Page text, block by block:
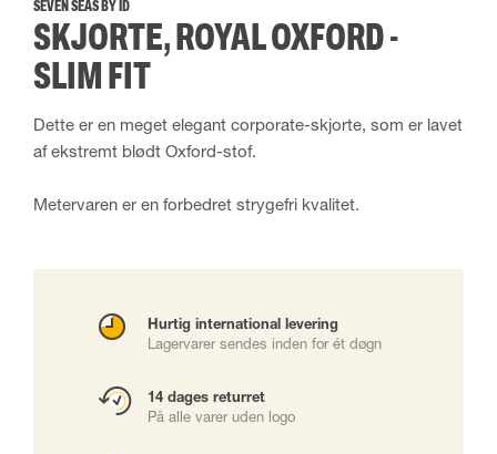
SEVEN SEAS BY ID
SKJORTE, ROYAL OXFORD -
SLIM FIT
Dette er en meget elegant corporate-skjorte, som er lavet
af ekstremt blødt Oxford-stof.
Metervaren er en forbedret strygefri kvalitet.
Hurtig international levering
Lagervarer sendes inden for ét døgn
14 dages returret
På alle varer uden logo